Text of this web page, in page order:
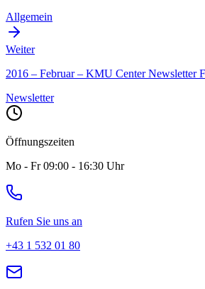
Allgemein
Weiter
2016 – Februar – KMU Center Newsletter
Newsletter
Öffnungszeiten
Mo - Fr 09:00 - 16:30 Uhr
Rufen Sie uns an
+43 1 532 01 80